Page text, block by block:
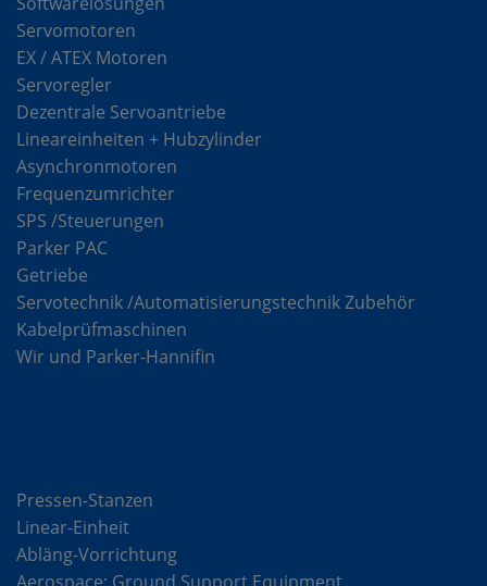
Servomotoren
EX / ATEX Motoren
Servoregler
Dezentrale Servoantriebe
Lineareinheiten + Hubzylinder
Asynchronmotoren
Frequenzumrichter
SPS /Steuerungen
Parker PAC
Getriebe
Servotechnik /Automatisierungstechnik Zubehör
Kabelprüfmaschinen
Wir und Parker-Hannifin
Pressen-Stanzen
Linear-Einheit
Abläng-Vorrichtung